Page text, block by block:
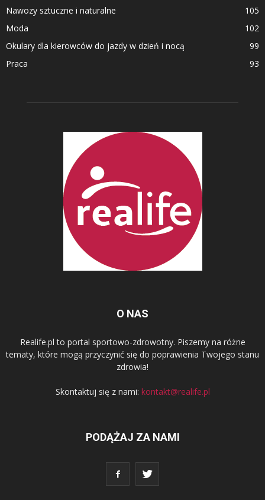
Nawozy sztuczne i naturalne
105
Moda
102
Okulary dla kierowców do jazdy w dzień i nocą
99
Praca
93
O NAS
Realife.pl to portal sportowo-zdrowotny. Piszemy na różne
tematy, które mogą przyczynić się do poprawienia Twojego stanu
zdrowia!
Skontaktuj się z nami: kontakt@realife.pl
PODĄŻAJ ZA NAMI